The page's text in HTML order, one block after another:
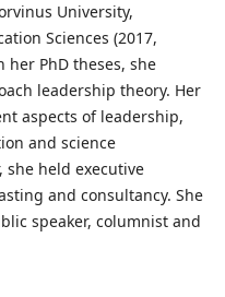
University,
Sciences (2017,
her PhD theses, she
leadership theory. Her
aspects of leadership,
and science
she held executive
and consultancy. She
speaker, columnist and